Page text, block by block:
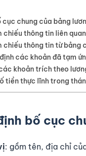
cục chung của bảng
chiếu thông tin liên
chiếu thông tin từ bảng
các khoản đã tạm
khoản trích theo
tiền thực lĩnh trong
bố cục
: gồm tên, địa chỉ